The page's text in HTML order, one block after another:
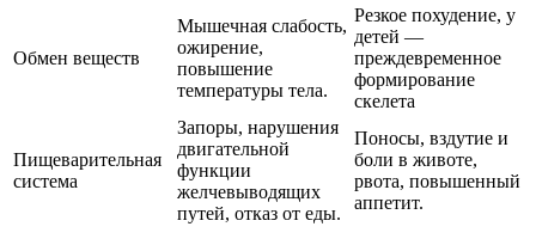
Обмен веществ
Мышечная слабость,
ожирение,
повышение
температуры тела.
Резкое похудение, у
детей —
преждевременное
формирование
скелета
Пищеварительная
система
Запоры, нарушения
двигательной
функции
желчевыводящих
путей, отказ от еды.
Поносы, вздутие и
боли в животе,
рвота, повышенный
аппетит.